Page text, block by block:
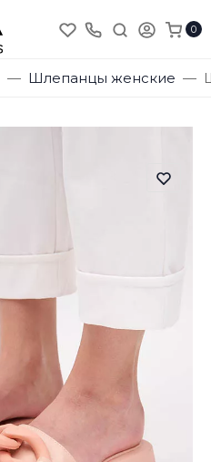
0
Шлепанцы женские